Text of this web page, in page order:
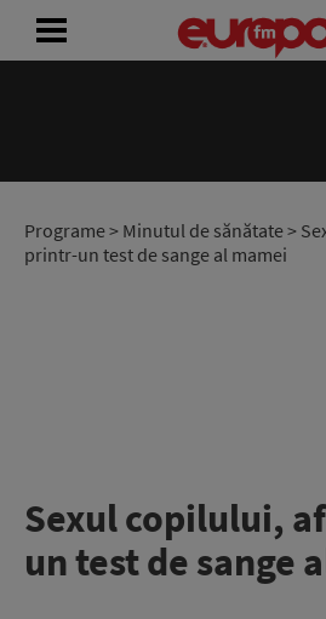
Programe> Minutul de sănătate>
printr-un test de sange al mamei
Sexul copilului,
un test de sange
RADIO